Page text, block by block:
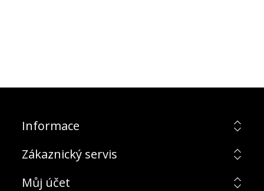
Informace
Zákaznický servis
Můj účet